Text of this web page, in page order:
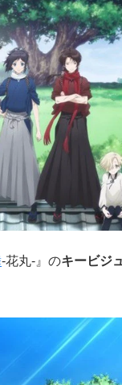
-花丸-』のキービジ